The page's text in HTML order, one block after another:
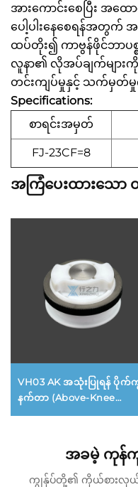
အားကောင်းစေပြီး အထ
ပေါ့ပါးနေစေရန်အတွက်
ထပ်တိုး၍ ကာဗွန်ဖိုင်ဘာပ
လူနာ၏ လိုအပ်ချက်မျာ
တင်းကျပ်မှုနှင့် သက်မှတ်မှု
Specifications:
စာရင်းအမှတ်
FJ-23CF=8
အကြံပေးထားသော
VH03 AK အသုံးပြုရန် ပိုက်
နက်တာ (Above-Knee
အခမဲ့ ကုန်ကု
ကျွန်ုပ်တို့၏ ကိုယ်စား